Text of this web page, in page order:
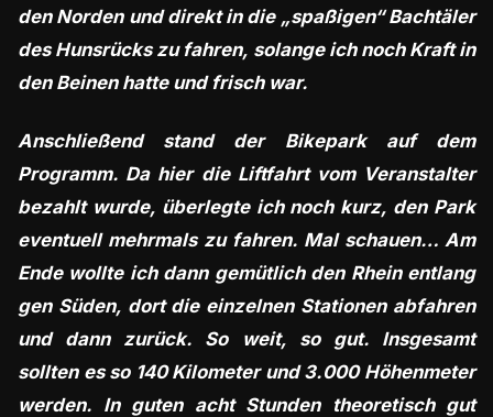
den Norden und direkt in die „spaßigen“ Bachtäler
des Hunsrücks zu fahren, solange ich noch Kraft in
den Beinen hatte und frisch war.
Anschließend stand der Bikepark auf dem
Programm. Da hier die Liftfahrt vom Veranstalter
bezahlt wurde, überlegte ich noch kurz, den Park
eventuell mehrmals zu fahren. Mal schauen… Am
Ende wollte ich dann gemütlich den Rhein entlang
gen Süden, dort die einzelnen Stationen abfahren
und dann zurück. So weit, so gut. Insgesamt
sollten es so 140 Kilometer und 3.000 Höhenmeter
werden. In guten acht Stunden theoretisch gut